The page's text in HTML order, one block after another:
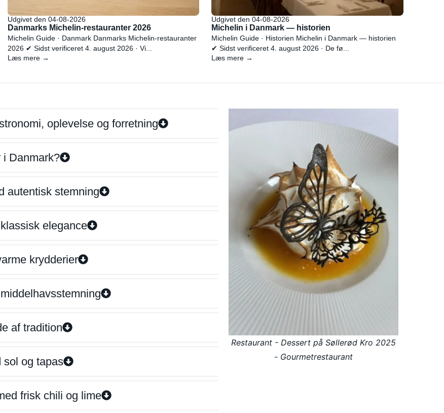
Udgivet den 04-08-2026
Danmarks Michelin-restauranter 2026
Michelin Guide · Danmark Danmarks Michelin-restauranter
2026 ✔ Sidst verificeret 4. august 2026 · Vi...
Læs mere →
Udgivet den 04-08-2026
Michelin i Danmark — historien
Michelin Guide · Historien Michelin i Danmark — historien
✔ Sidst verificeret 4. august 2026 · De fø...
Læs mere →
oplevelse og forretning
i Danmark?
autentisk stemning
elegance
krydderier
af tradition
sol og tapas
frisk chili og lime
Restaurant - Dessert på Søllerød Kro 2025
- Gourmetrestaurant